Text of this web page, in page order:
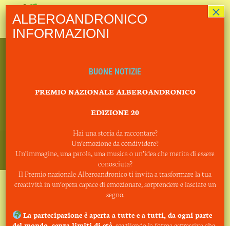
Menu
HOME PRIVACY POLICY
Copyright Associazione Alberoandronico - CF 97401700584
ALBEROANDRONICO
INFORMAZIONI
BUONE NOTIZIE
PREMIO NAZIONALE ALBEROANDRONICO
EDIZIONE 20
Hai una storia da raccontare?
Un’emozione da condividere?
Un’immagine, una parola, una musica o un’idea che merita di essere
conosciuta?
Il Premio nazionale Alberoandronico ti invita a trasformare la tua
creatività in un’opera capace di emozionare, sorprendere e lasciare un
segno.
La partecipazione è aperta a tutte e a tutti, da ogni parte
×